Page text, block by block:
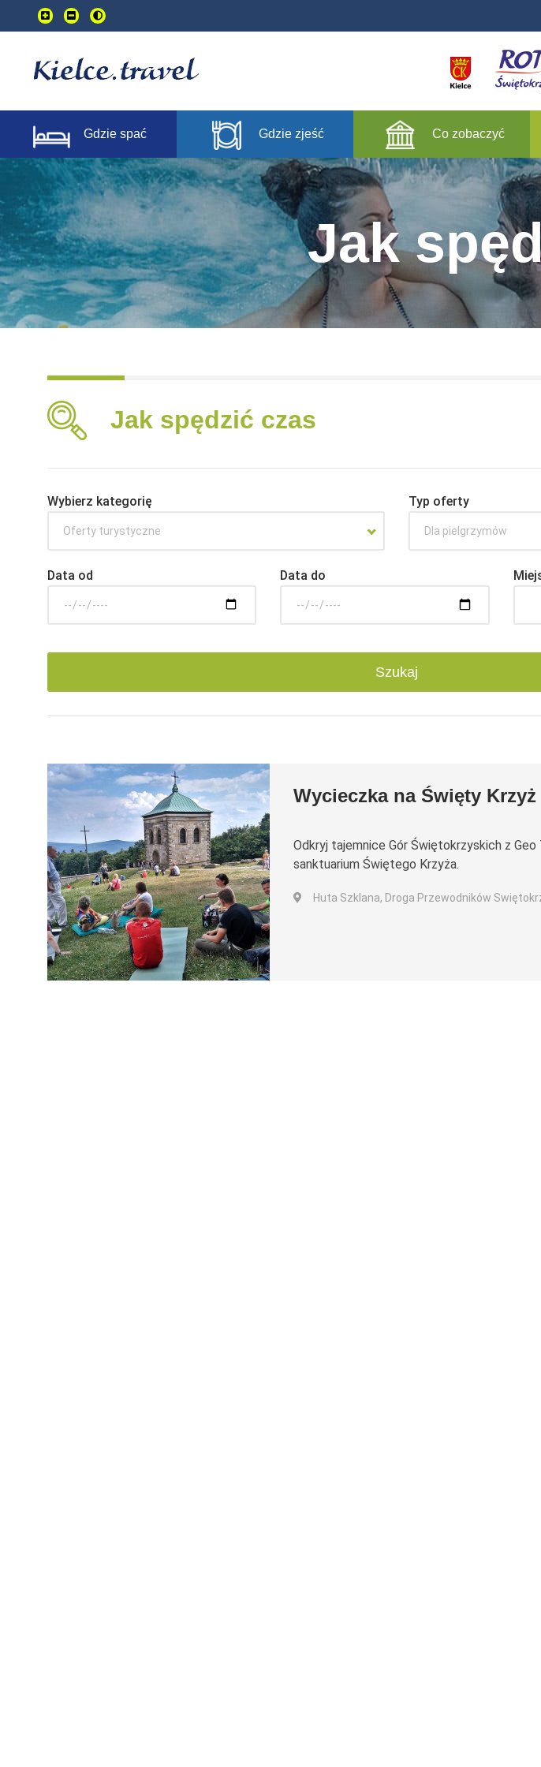
Przejdź
do
treści
głownej
Gdzie spać Gdzie zjeść Co zobaczyć
Jak
Jak spędzić czas
Wybierz kategorię
Oferty turystyczne
Typ oferty
Dla pielgrzymów
Data od Data do
Wycieczka na Święty Krzyż
Odkryj tajemnice Gór Świętokrzyskich z
sanktuarium Świętego Krzyża.
Huta Szklana, Droga Przewodników